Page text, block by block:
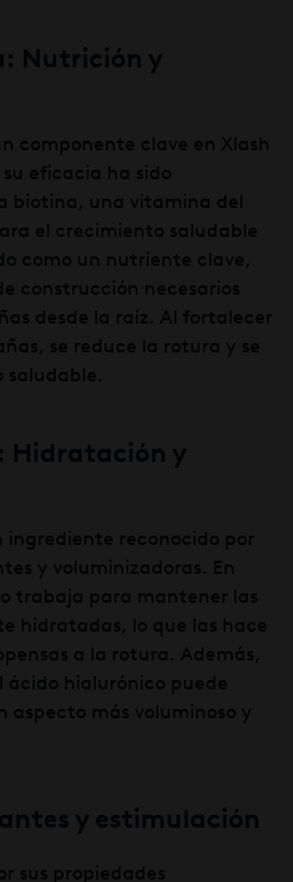
Nutrición y
componente clave en Xlash
eficacia ha sido
biotina, una vitamina del
el crecimiento saludable
como un nutriente clave,
construcción necesarios
desde la raíz. Al fortalecer
se reduce la rotura y se
saludable.
Hidratación y
ingrediente reconocido por
y voluminizadoras. En
trabaja para mantener las
hidratadas, lo que las hace
a la rotura. Además,
hialurónico puede
aspecto más voluminoso y
y estimulación
sus propiedades